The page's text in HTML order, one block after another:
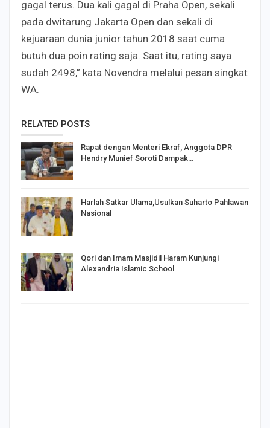
gagal terus. Dua kali gagal di Praha Open, sekali
pada dwitarung Jakarta Open dan sekali di
kejuaraan dunia junior tahun 2018 saat cuma
butuh dua poin rating saja. Saat itu, rating saya
sudah 2498,” kata Novendra melalui pesan singkat
WA.
RELATED POSTS
Rapat dengan Menteri Ekraf, Anggota DPR
Hendry Munief Soroti Dampak…
Harlah Satkar Ulama,Usulkan Suharto Pahlawan
Nasional
Qori dan Imam Masjidil Haram Kunjungi
Alexandria Islamic School